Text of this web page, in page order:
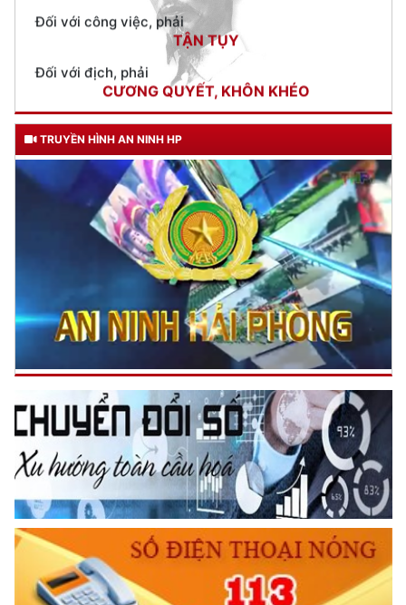
CƯƠNG QUYẾT, KHÔN KHÉO
Trích thư Chủ tịch Hồ Chí Minh
gửi Công an Khu XII,
ngày 11 tháng 3 năm 1948.
TRUYỀN HÌNH AN NINH HP